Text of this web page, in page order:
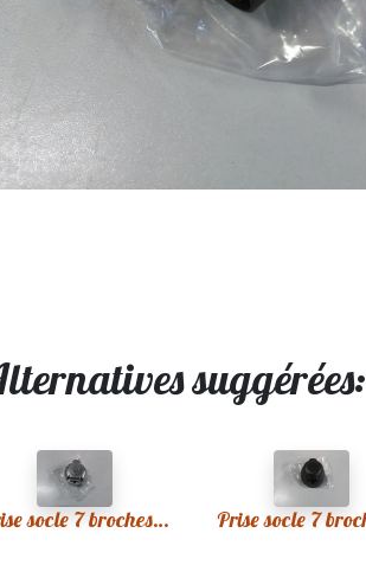
suggérées:
Prise socle 7 broches métal remorque neuve